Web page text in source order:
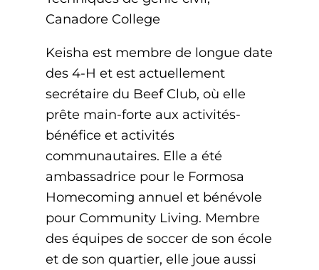
Canadore College
Keisha est membre de longue date
des 4-H et est actuellement
secrétaire du Beef Club, où elle
prête main-forte aux activités-
bénéfice et activités
communautaires. Elle a été
ambassadrice pour le Formosa
Homecoming annuel et bénévole
pour Community Living. Membre
des équipes de soccer de son école
et de son quartier, elle joue aussi